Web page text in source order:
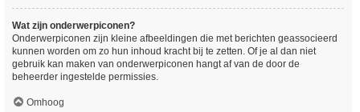
Wat zijn onderwerpiconen?
Onderwerpiconen zijn kleine afbeeldingen die met berichten geassocieerd
kunnen worden om zo hun inhoud kracht bij te zetten. Of je al dan niet
gebruik kan maken van onderwerpiconen hangt af van de door de
beheerder ingestelde permissies.
Omhoog